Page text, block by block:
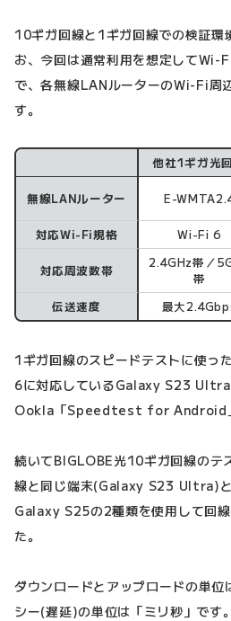
10ギガ回線と1ギガ回線での検証環
お、今回は通常利用を想定してWi-
で、各無線LANルーターのWi-Fi周
す。
他社1ギガ光
無線LANルーター E-
対応Wi-Fi規格
Wi-Fi 6
対応周波数帯
2.4GHz帯／
帯
伝送速度
最大
1ギガ回線のスピードテストに使っ
6に対応しているGalaxy S23 Ultra
Ookla「Speedtest for Android」
続いてBIGLOBE光10ギガ回線のテ
線と同じ端末(Galaxy S23 Ultra)
Galaxy S25の2種類を使用して回
た。
ダウンロードとアップロードの単
シー(遅延)の単位は「ミリ秒」です